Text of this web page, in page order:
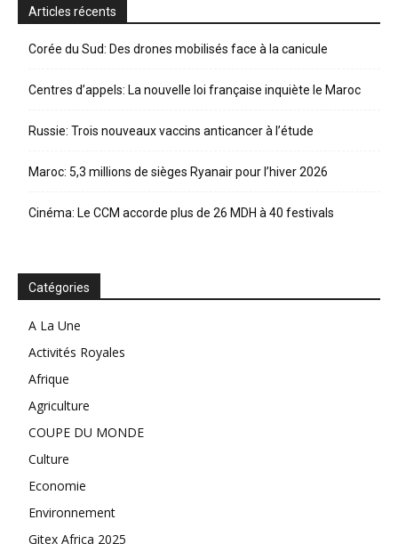
Articles récents
Corée du Sud: Des drones mobilisés face à la canicule
Centres d’appels: La nouvelle loi française inquiète le Maroc
Russie: Trois nouveaux vaccins anticancer à l’étude
Maroc: 5,3 millions de sièges Ryanair pour l’hiver 2026
Cinéma: Le CCM accorde plus de 26 MDH à 40 festivals
Catégories
A La Une
Activités Royales
Afrique
Agriculture
COUPE DU MONDE
Culture
Economie
Environnement
Gitex Africa 2025